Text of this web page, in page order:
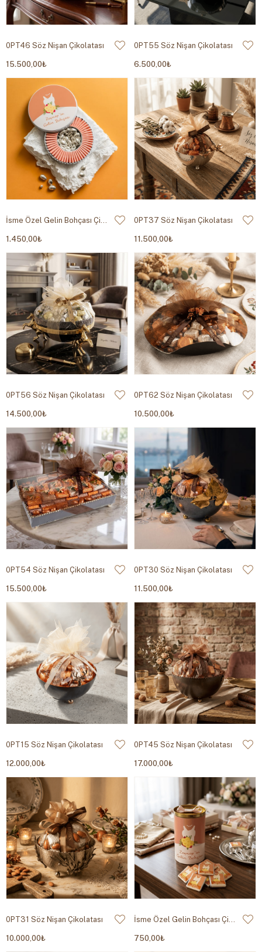
0PT46 Söz Nişan Çikolatası
15.500,00₺
0PT55 Söz Nişan Çikolatası
6.500,00₺
İsme Özel Gelin Bohçası Çikolatası - Metal Kutu
1.450,00₺
0PT37 Söz Nişan Çikolatası
11.500,00₺
0PT56 Söz Nişan Çikolatası
14.500,00₺
0PT62 Söz Nişan Çikolatası
10.500,00₺
0PT54 Söz Nişan Çikolatası
15.500,00₺
0PT30 Söz Nişan Çikolatası
11.500,00₺
0PT15 Söz Nişan Çikolatası
12.000,00₺
0PT45 Söz Nişan Çikolatası
17.000,00₺
0PT31 Söz Nişan Çikolatası
10.000,00₺
İsme Özel Gelin Bohçası Çikolatası Silindir Kutu
750,00₺